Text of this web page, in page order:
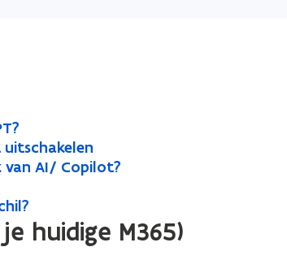
AI/ Copilot?
huidige M365)